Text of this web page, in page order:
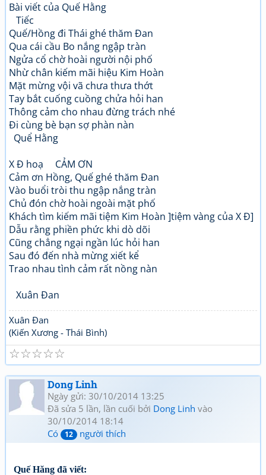
Bài viết của Quế Hằng
Tiếc
Quế/Hồng đi Thái ghé thăm Đan
Qua cái cầu Bo nắng ngập tràn
Ngửa cổ chờ hoài người nội phố
Nhừ chân kiếm mãi hiệu Kim Hoàn
Mặt mừng vội vã chưa thưa thớt
Tay bắt cuống cuồng chửa hỏi han
Thông cảm cho nhau đừng trách nhé
Đi cùng bè bạn sợ phàn nàn
Quể Hằng
X Đ hoạ CẢM ƠN
Cảm ơn Hồng, Quế ghé thăm Đan
Vào buổi tròi thu ngập nắng tràn
Chủ đón chờ hoài ngoài mặt phố
Khách tìm kiếm mãi tiệm Kim Hoàn ]tiệm vàng của X Đ]
Dẫu rằng phiền phức khi dò dõi
Cũng chẳng ngại ngần lúc hỏi han
Sau đó đến nhà mừng xiết kể
Trao nhau tình cảm rất nồng nàn
Xuân Đan
Xuân Đan
(Kiến Xương - Thái Bình)
☆
☆
☆
☆
☆
Dong Linh
Ngày gửi: 30/10/2014 13:25
Đã sửa 5 lần, lần cuối bởi Dong Linh vào
30/10/2014 18:14
Có
12 người thích
Quế Hăng đã viết: